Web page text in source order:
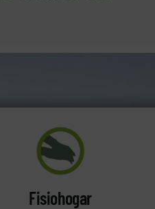
Fisiohogar